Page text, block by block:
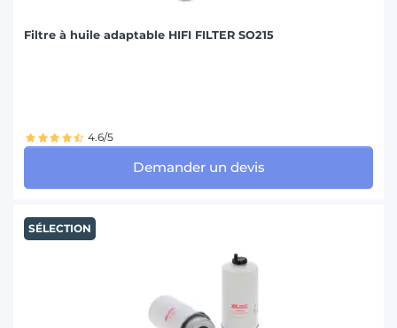
Filtre à huile adaptable HIFI FILTER SO215
4.6/5
Demander un devis
SÉLECTION